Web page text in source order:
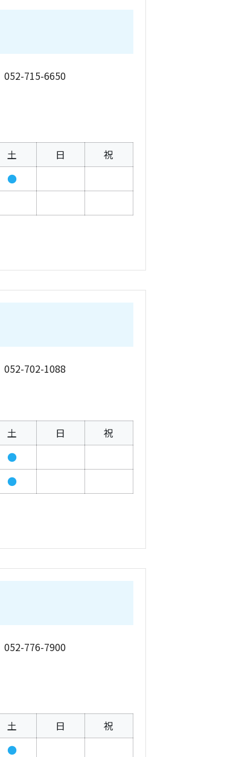
052-715-6650
土 日 祝
●
052-702-1088
土 日 祝
●
●
052-776-7900
土 日 祝
●